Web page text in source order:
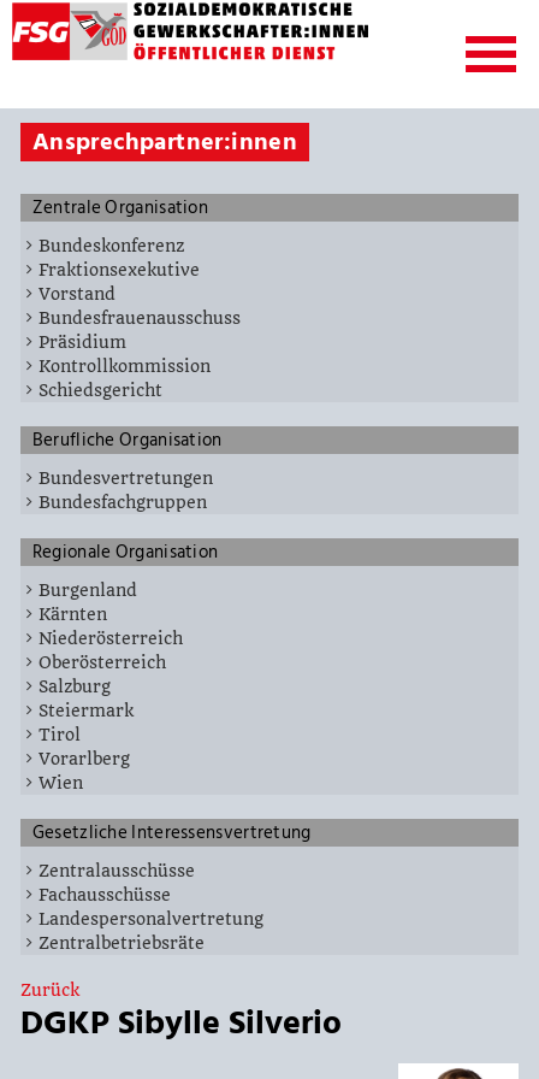
Ansprechpartner:innen
Zentrale Organisation
Bundeskonferenz
Fraktionsexekutive
Vorstand
Bundesfrauenausschuss
Präsidium
Kontrollkommission
Schiedsgericht
Berufliche Organisation
Bundesvertretungen
Bundesfachgruppen
Regionale Organisation
Burgenland
Kärnten
Niederösterreich
Oberösterreich
Salzburg
Steiermark
Tirol
Vorarlberg
Wien
Gesetzliche Interessensvertretung
Zentralausschüsse
Fachausschüsse
Landespersonalvertretung
Zentralbetriebsräte
Zurück
DGKP Sibylle Silverio